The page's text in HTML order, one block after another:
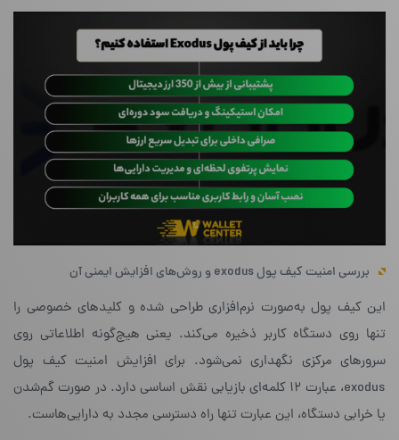
بررسی امنیت کیف پول exodus و روش‌های افزایش ایمنی آن
این کیف پول به‌صورت نرم‌افزاری طراحی شده و کلیدهای خصوصی را
تنها روی دستگاه کاربر ذخیره می‌کند. یعنی هیچ‌گونه اطلاعاتی روی
سرورهای مرکزی نگهداری نمی‌شود. برای افزایش امنیت کیف پول
exodus، عبارت ۱۲ کلمه‌ای بازیابی نقش اساسی دارد. در صورت گم‌شدن
یا خرابی دستگاه، این عبارت تنها راه دسترسی مجدد به دارایی‌هاست.